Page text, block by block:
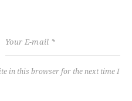
in this browser for the next time I